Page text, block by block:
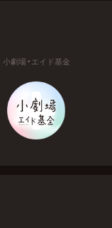
小劇場・エイド基金